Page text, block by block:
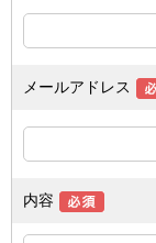
メールアドレス
内容